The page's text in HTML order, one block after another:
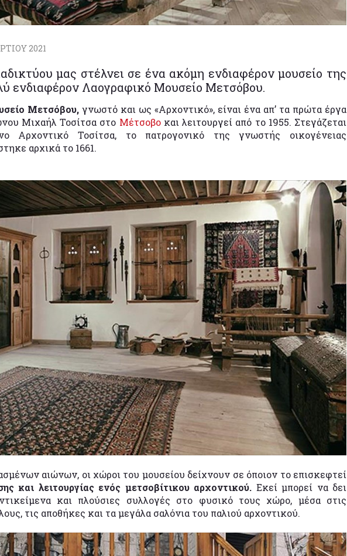
2021
μας στέλνει σε ένα ακόμη ενδιαφέρον μουσείο της
ενδιαφέρον Λαογραφικό Μουσείο Μετσόβου.
Μετσόβου, γνωστό και ως «Αρχοντικό», είναι ένα απ’ τα πρώτα έργα
Μιχαήλ Τοσίτσα στο Μέτσοβοκαι λειτουργεί από το 1955. Στεγάζεται
Αρχοντικό Τοσίτσα, το πατρογονικό της γνωστής οικογένειας
αρχικά το 1661.
αιώνων, οι χώροι του μουσείου δείχνουν σε όποιον το επισκεφτεί
και λειτουργίας ενός μετσοβίτικου αρχοντικού. Εκεί μπορεί να δει
και πλούσιες συλλογές στο φυσικό τους χώρο, μέσα στις
τις αποθήκες και τα μεγάλα σαλόνια του παλιού αρχοντικού.